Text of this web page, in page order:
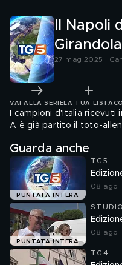
Il Napoli
27 mag 2025 |
VAI ALLA SERIE LA TUA LISTA
I campioni d'Italia ricevuti
A è già partito il toto-
Guarda anche
PUNTATA INTERA
TG5
08 ago
PUNTATA INTERA
08 ago |
TG4